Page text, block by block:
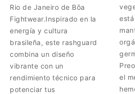
Rio de Janeiro de Bōa
Fightwear.Inspirado en la
energía y cultura
brasileña, este rashguard
combina un diseño
vibrante con un
rendimiento técnico para
potenciar tus
el